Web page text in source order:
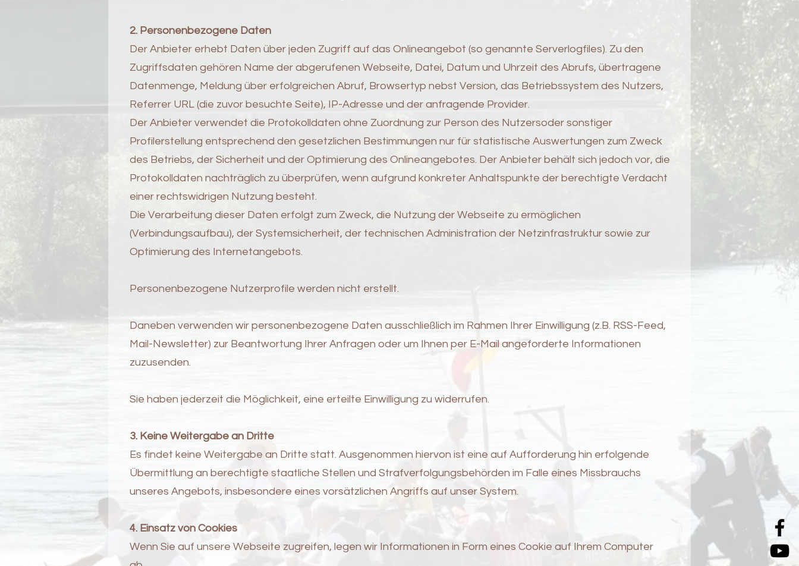
2. Personenbezogene Daten
Der Anbieter erhebt Daten über jeden Zugriff auf das Onlineangebot (so genannte Serverlogfiles). Zu den
Zugriffsdaten gehören Name der abgerufenen Webseite, Datei, Datum und Uhrzeit des Abrufs, übertragene
Datenmenge, Meldung über erfolgreichen Abruf, Browsertyp nebst Version, das Betriebssystem des Nutzers,
Referrer URL (die zuvor besuchte Seite), IP-Adresse und der anfragende Provider.
Der Anbieter verwendet die Protokolldaten ohne Zuordnung zur Person des Nutzersoder sonstiger
Profilerstellung entsprechend den gesetzlichen Bestimmungen nur für statistische Auswertungen zum Zweck
des Betriebs, der Sicherheit und der Optimierung des Onlineangebotes. Der Anbieter behält sich jedoch vor, die
Protokolldaten nachträglich zu überprüfen, wenn aufgrund konkreter Anhaltspunkte der berechtigte Verdacht
einer rechtswidrigen Nutzung besteht.
Die Verarbeitung dieser Daten erfolgt zum Zweck, die Nutzung der Webseite zu ermöglichen
(Verbindungsaufbau), der Systemsicherheit, der technischen Administration der Netzinfrastruktur sowie zur
Optimierung des Internetangebots.
Personenbezogene Nutzerprofile werden nicht erstellt.
Daneben verwenden wir personenbezogene Daten ausschließlich im Rahmen Ihrer Einwilligung (z.B. RSS-Feed,
Mail-Newsletter) zur Beantwortung Ihrer Anfragen oder um Ihnen per E-Mail angeforderte Informationen
zuzusenden.
Sie haben jederzeit die Möglichkeit, eine erteilte Einwilligung zu widerrufen.
3. Keine Weitergabe an Dritte
Es findet keine Weitergabe an Dritte statt. Ausgenommen hiervon ist eine auf Aufforderung hin erfolgende
Übermittlung an berechtigte staatliche Stellen und Strafverfolgungsbehörden im Falle eines Missbrauchs
unseres Angebots, insbesondere eines vorsätzlichen Angriffs auf unser System.
4. Einsatz von Cookies
Wenn Sie auf unsere Webseite zugreifen, legen wir Informationen in Form eines Cookie auf Ihrem Computer